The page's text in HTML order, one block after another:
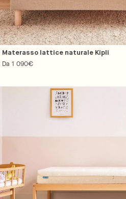
Materasso lattice naturale Kipli
Prezzo
Da 1 090€